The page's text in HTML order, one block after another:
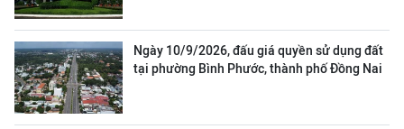
Ngày 10/9/2026, đấu giá quyền sử dụng đất
tại phường Bình Phước, thành phố Đồng Nai